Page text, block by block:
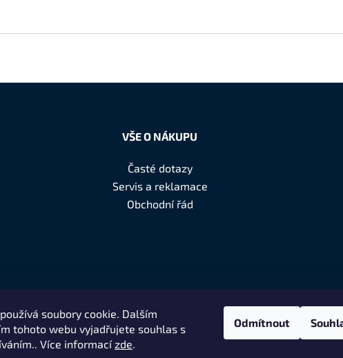
soubory cookie. Dalším
tohoto webu vyjadřujete souhlas s
Více informacízde.
Odmítnout
VŠE O NÁKUPU
Časté dotazy
Servis a reklamace
Obchodní řád